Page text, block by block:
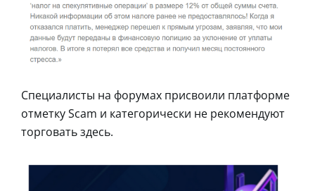
Специалисты на форумах присвоили платформе
отметку Scam и категорически не рекомендуют
торговать здесь.